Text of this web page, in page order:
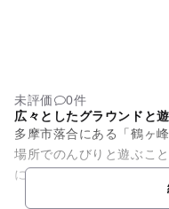
未評価
0件
広々としたグラウンドと
多摩市落合にある「鶴ヶ
場所でのんびりと遊ぶこ
に分かれていて、ボール
と、遊具が楽しめるスペ